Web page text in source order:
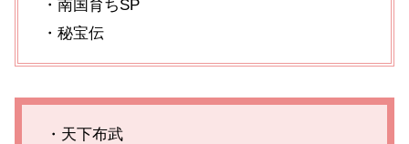
・南国育ちSP
・秘宝伝
・天下布武